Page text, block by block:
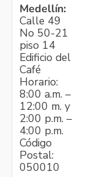
Medellín:
Calle 49
No 50-21
piso 14
Edificio del
Café
Horario:
8:00 a.m. –
12:00 m. y
2:00 p.m. –
4:00 p.m.
Código
Postal:
050010